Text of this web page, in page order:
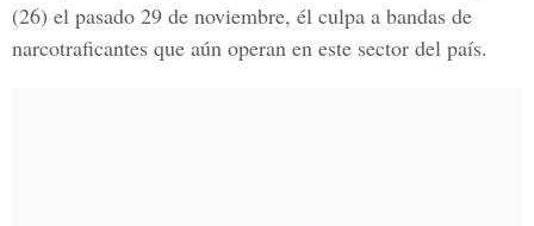
(26) el pasado 29 de noviembre, él culpa a bandas de
narcotraficantes que aún operan en este sector del país.